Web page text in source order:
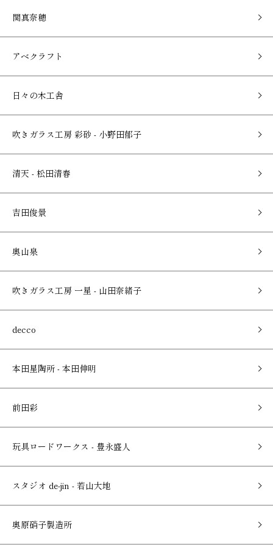
関真奈穂
アベクラフト
日々の木工舎
吹きガラス工房 彩砂 - 小野田郁子
清天 - 松田清春
吉田俊景
奥山泉
吹きガラス工房 一星 - 山田奈緒子
decco
本田星陶所 - 本田伸明
前田彩
玩具ロードワークス - 豊永盛人
スタジオ de-jin - 若山大地
奥原硝子製造所